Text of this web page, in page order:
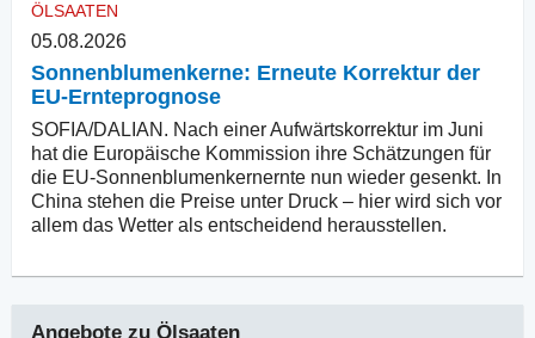
ÖLSAATEN
05.08.2026
Sonnenblumenkerne: Erneute Korrektur der
EU-Ernteprognose
SOFIA/DALIAN. Nach einer Aufwärtskorrektur im Juni
hat die Europäische Kommission ihre Schätzungen für
die EU-Sonnenblumenkernernte nun wieder gesenkt. In
China stehen die Preise unter Druck – hier wird sich vor
allem das Wetter als entscheidend herausstellen.
Angebote zu Ölsaaten